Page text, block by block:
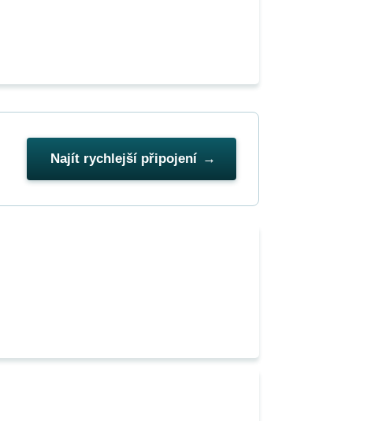
Najít rychlejší připojení